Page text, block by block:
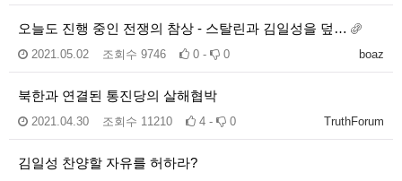
오늘도 진행 중인 전쟁의 참상 - 스탈린과 김일성을 덮…
boaz
2021.05.02 조회수 9746 0 - 0
북한과 연결된 통진당의 살해협박
TruthForum
2021.04.30 조회수 11210 4 - 0
김일성 찬양할 자유를 허하라?